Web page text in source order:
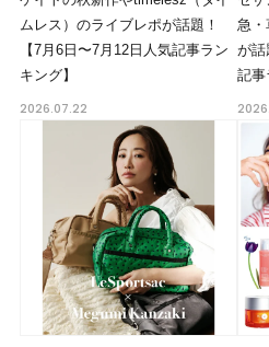
ムレス）のライブレポが話題！
【7月6日〜7月12日人気記事ラン
キング】
2026.07.22
急・
が話
記事